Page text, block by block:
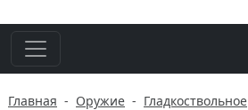
Главная - Оружие - Гладкоствольное